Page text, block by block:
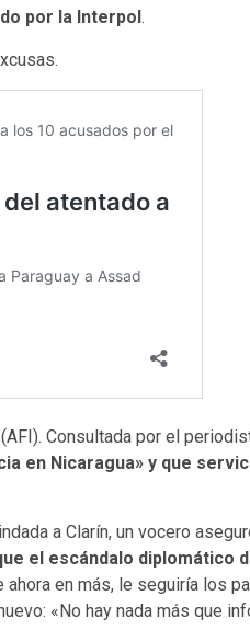
por la Interpol.
Consultada por el
en Nicaragua» y que
a Clarín, un vocero
el escándalo diplomático
ahora en más, le seguiría
«No hay nada más que